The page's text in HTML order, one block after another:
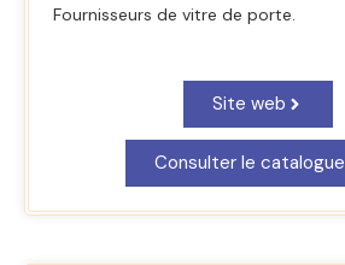
Fournisseurs de vitre de porte.
Site web
Consulter le catalogue